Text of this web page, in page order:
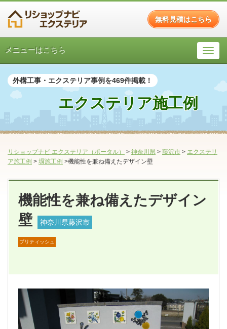
無料見積はこちら
メニューはこちら
外構工事・エクステリア事例を469件掲載！
エクステリア施工例
リショップナビ エクステリア（ポータル） > 神奈川県 > 藤沢市 > エクステリ
ア施工例 > 塀施工例 >機能性を兼ね備えたデザイン壁
機能性を兼ね備えたデザイン
壁
神奈川県藤沢市
ブリティッシュ